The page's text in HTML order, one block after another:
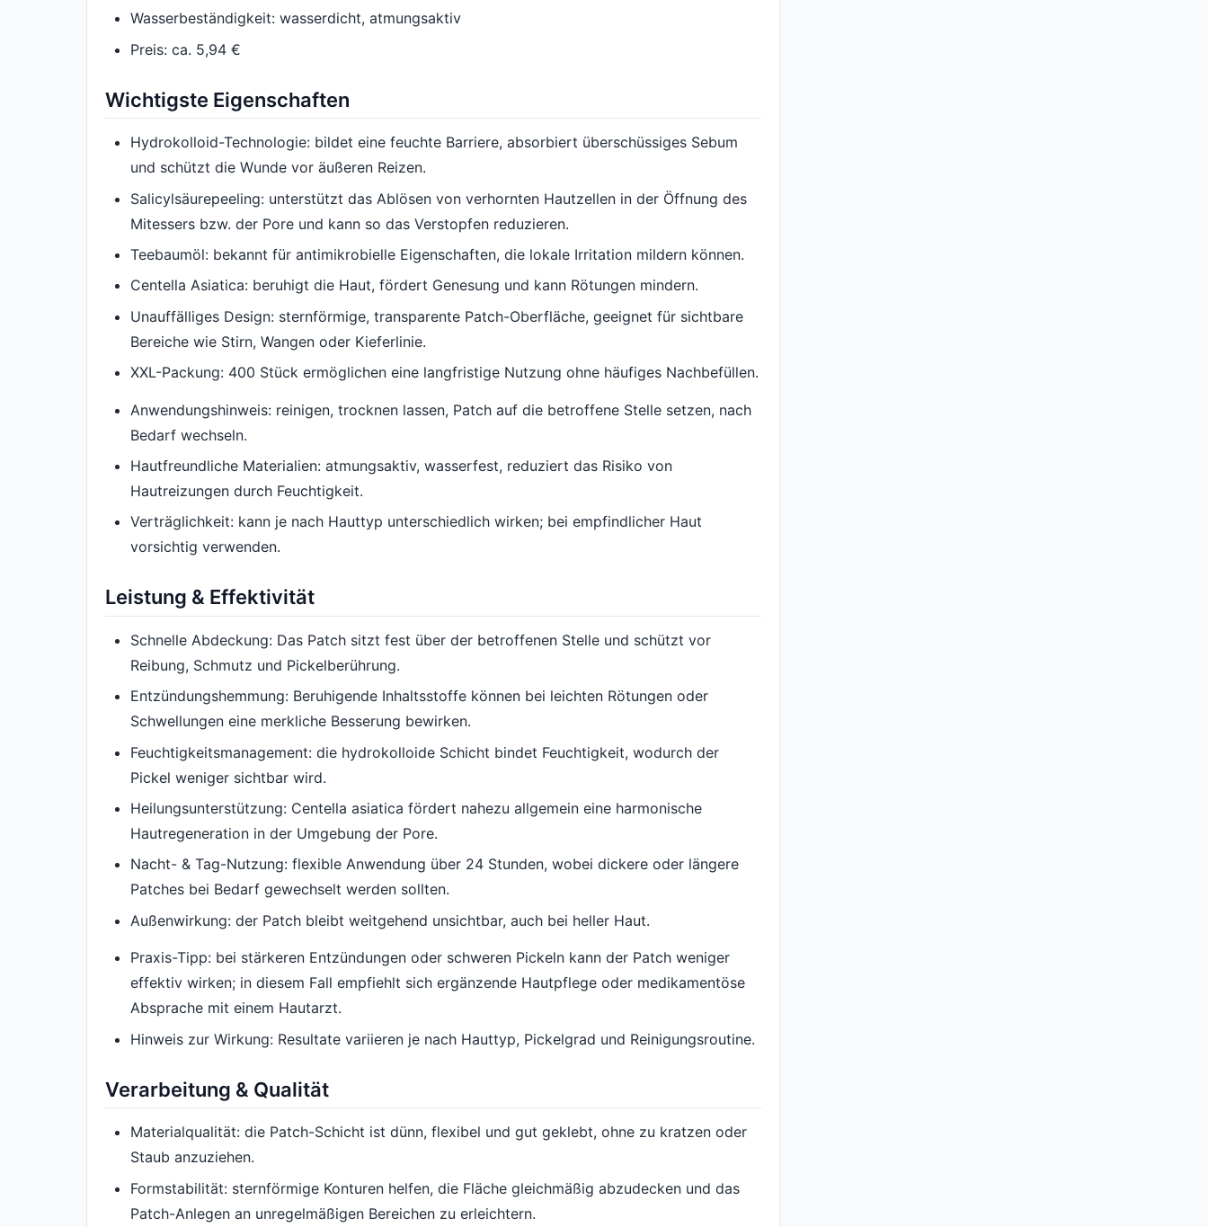
Wasserbeständigkeit: wasserdicht, atmungsaktiv
Preis: ca. 5,94 €
Wichtigste Eigenschaften
Hydrokolloid-Technologie: bildet eine feuchte Barriere, absorbiert überschüssiges Sebum
und schützt die Wunde vor äußeren Reizen.
Salicylsäurepeeling: unterstützt das Ablösen von verhornten Hautzellen in der Öffnung des
Mitessers bzw. der Pore und kann so das Verstopfen reduzieren.
Teebaumöl: bekannt für antimikrobielle Eigenschaften, die lokale Irritation mildern können.
Centella Asiatica: beruhigt die Haut, fördert Genesung und kann Rötungen mindern.
Unauffälliges Design: sternförmige, transparente Patch-Oberfläche, geeignet für sichtbare
Bereiche wie Stirn, Wangen oder Kieferlinie.
XXL-Packung: 400 Stück ermöglichen eine langfristige Nutzung ohne häufiges Nachbefüllen.
Anwendungshinweis: reinigen, trocknen lassen, Patch auf die betroffene Stelle setzen, nach
Bedarf wechseln.
Hautfreundliche Materialien: atmungsaktiv, wasserfest, reduziert das Risiko von
Hautreizungen durch Feuchtigkeit.
Verträglichkeit: kann je nach Hauttyp unterschiedlich wirken; bei empfindlicher Haut
vorsichtig verwenden.
Leistung & Effektivität
Schnelle Abdeckung: Das Patch sitzt fest über der betroffenen Stelle und schützt vor
Reibung, Schmutz und Pickelberührung.
Entzündungshemmung: Beruhigende Inhaltsstoffe können bei leichten Rötungen oder
Schwellungen eine merkliche Besserung bewirken.
Feuchtigkeitsmanagement: die hydrokolloide Schicht bindet Feuchtigkeit, wodurch der
Pickel weniger sichtbar wird.
Heilungsunterstützung: Centella asiatica fördert nahezu allgemein eine harmonische
Hautregeneration in der Umgebung der Pore.
Nacht- & Tag-Nutzung: flexible Anwendung über 24 Stunden, wobei dickere oder längere
Patches bei Bedarf gewechselt werden sollten.
Außenwirkung: der Patch bleibt weitgehend unsichtbar, auch bei heller Haut.
Praxis-Tipp: bei stärkeren Entzündungen oder schweren Pickeln kann der Patch weniger
effektiv wirken; in diesem Fall empfiehlt sich ergänzende Hautpflege oder medikamentöse
Absprache mit einem Hautarzt.
Hinweis zur Wirkung: Resultate variieren je nach Hauttyp, Pickelgrad und Reinigungsroutine.
Verarbeitung & Qualität
Materialqualität: die Patch-Schicht ist dünn, flexibel und gut geklebt, ohne zu kratzen oder
Staub anzuziehen.
Formstabilität: sternförmige Konturen helfen, die Fläche gleichmäßig abzudecken und das
Patch-Anlegen an unregelmäßigen Bereichen zu erleichtern.